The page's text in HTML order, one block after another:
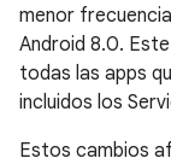
menor
Android 8.0.
todas las apps
incluidos los
Estos cambios